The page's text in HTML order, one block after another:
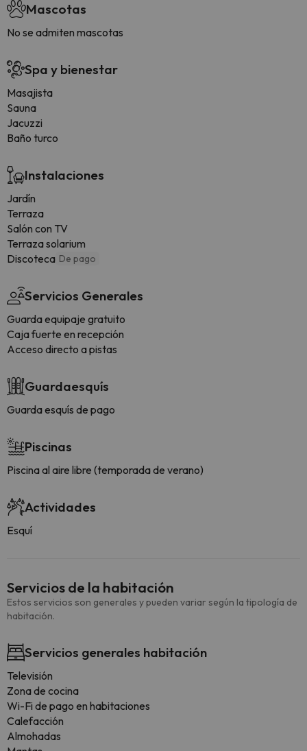
Mascotas
No se admiten mascotas
Spa y bienestar
Masajista
Sauna
Jacuzzi
Baño turco
Instalaciones
Jardín
Terraza
Salón con TV
Terraza solarium
Discoteca De pago
Servicios Generales
Guarda equipaje gratuito
Caja fuerte en recepción
Acceso directo a pistas
Guardaesquís
Guarda esquís de pago
Piscinas
Piscina al aire libre (temporada de verano)
Actividades
Esquí
Servicios de la habitación
Estos servicios son generales y pueden variar según la tipología de
habitación.
Servicios generales habitación
Televisión
Zona de cocina
Wi-Fi de pago en habitaciones
Calefacción
Almohadas